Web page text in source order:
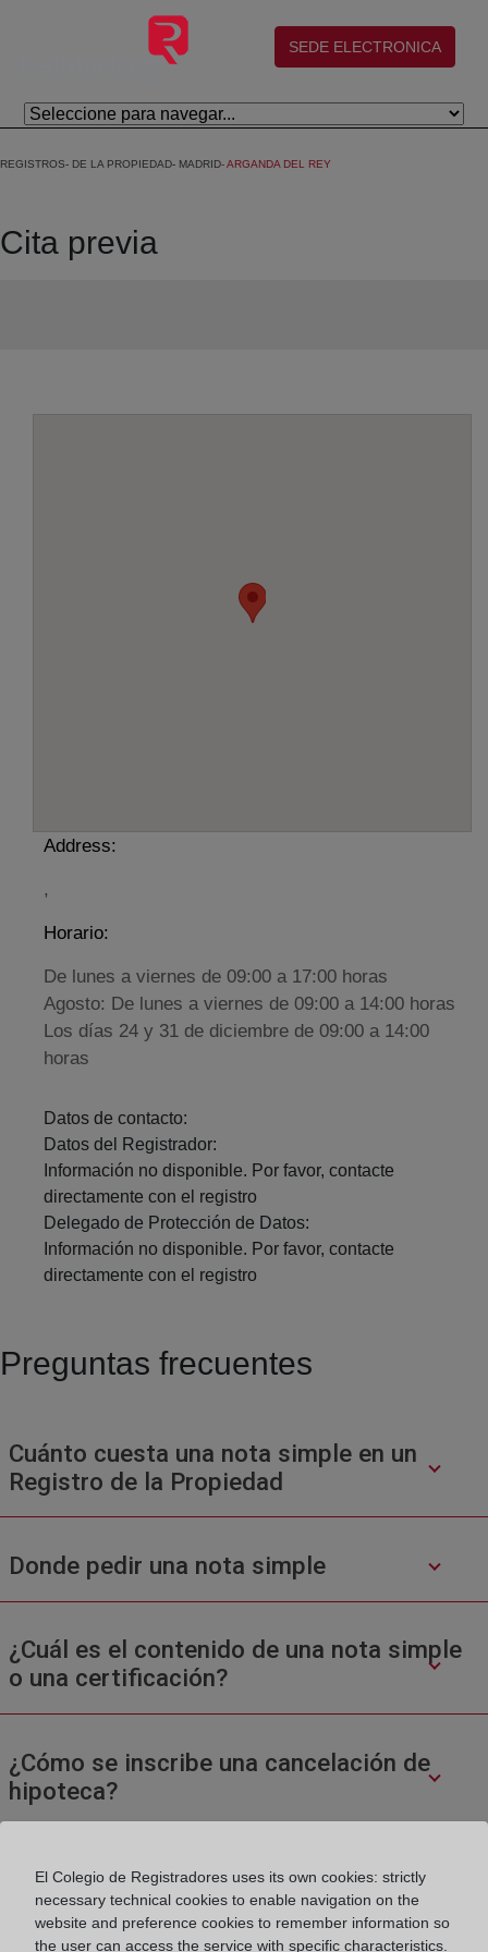
Skip to Main Content
(abre en nueva ventana)
SEDE ELECTRONICA
REGISTROS DE LA PROPIEDAD MADRID ARGANDA DEL REY
Cita previa
Address:
,
Horario:
De lunes a viernes de 09:00 a 17:00 horas
Agosto: De lunes a viernes de 09:00 a 14:00 horas
Los días 24 y 31 de diciembre de 09:00 a 14:00
horas
Datos de contacto:
Datos del Registrador:
Información no disponible. Por favor, contacte
directamente con el registro
Delegado de Protección de Datos:
Información no disponible. Por favor, contacte
directamente con el registro
Preguntas frecuentes
Cuánto cuesta una nota simple en un
Registro de la Propiedad
Donde pedir una nota simple
¿Cuál es el contenido de una nota simple
o una certificación?
¿Cómo se inscribe una cancelación de
hipoteca?
El Colegio de Registradores uses its own cookies: strictly
necessary technical cookies to enable navigation on the
website and preference cookies to remember information so
the user can access the service with specific characteristics.